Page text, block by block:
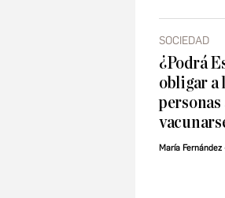
SOCIEDAD
¿Podrá
obligar a
personas
María Fernández